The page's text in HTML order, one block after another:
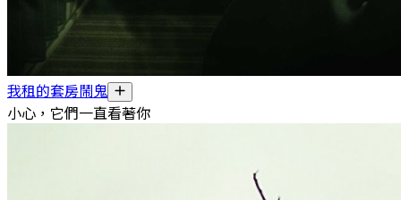
我租的套房鬧鬼
小心，它們一直看著你